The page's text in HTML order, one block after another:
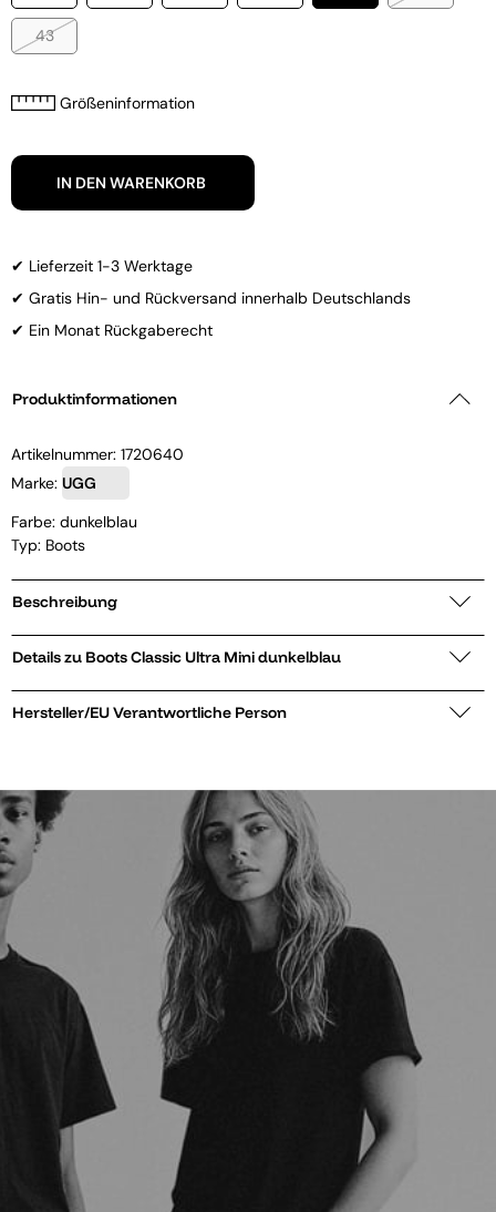
43
Größeninformation
IN DEN WARENKORB
✔ Lieferzeit 1-3 Werktage
✔ Gratis Hin- und Rückversand innerhalb Deutschlands
✔ Ein Monat Rückgaberecht
Produktinformationen
Artikelnummer: 1720640
Marke: UGG
Farbe: dunkelblau
Typ: Boots
Beschreibung
Details zu Boots Classic Ultra Mini dunkelblau
Hersteller/EU Verantwortliche Person